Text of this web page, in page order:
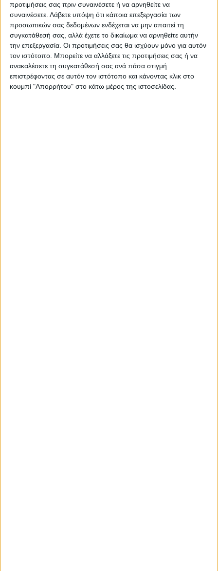
προτιμήσεις σας πριν συναινέσετε ή να αρνηθείτε να
συναινέσετε. Λάβετε υπόψη ότι κάποια επεξεργασία των
προσωπικών σας δεδομένων ενδέχεται να μην απαιτεί τη
συγκατάθεσή σας, αλλά έχετε το δικαίωμα να αρνηθείτε αυτήν
την επεξεργασία. Οι προτιμήσεις σας θα ισχύουν μόνο για αυτόν
τον ιστότοπο. Μπορείτε να αλλάξετε τις προτιμήσεις σας ή να
ανακαλέσετε τη συγκατάθεσή σας ανά πάσα στιγμή
επιστρέφοντας σε αυτόν τον ιστότοπο και κάνοντας κλικ στο
κουμπί "Απορρήτου" στο κάτω μέρος της ιστοσελίδας.